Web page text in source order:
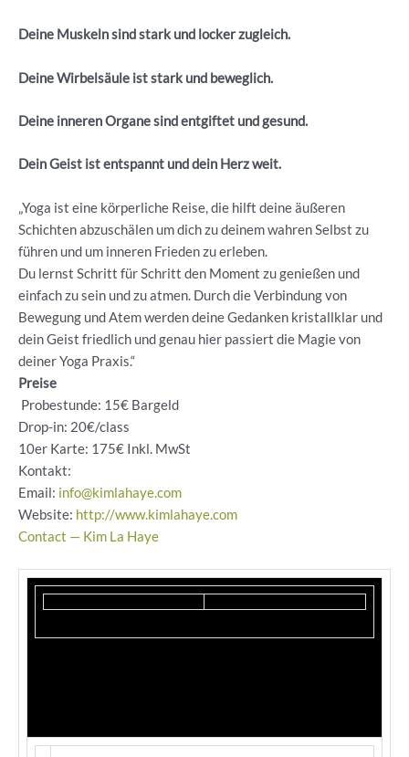
Deine Muskeln sind stark und locker zugleich.
Deine Wirbelsäule ist stark und beweglich.
Deine inneren Organe sind entgiftet und gesund.
Dein Geist ist entspannt und dein Herz weit.
„Yoga ist eine körperliche Reise, die hilft deine äußeren
Schichten abzuschälen um dich zu deinem wahren Selbst zu
führen und um inneren Frieden zu erleben.
Du lernst Schritt für Schritt den Moment zu genießen und
einfach zu sein und zu atmen. Durch die Verbindung von
Bewegung und Atem werden deine Gedanken kristallklar und
dein Geist friedlich und genau hier passiert die Magie von
deiner Yoga Praxis.“
Preise
Probestunde: 15€ Bargeld
Drop-in: 20€/class
10er Karte: 175€ Inkl. MwSt
Kontakt:
Email: info@kimlahaye.com
Website: http://www.kimlahaye.com
Contact — Kim La Haye